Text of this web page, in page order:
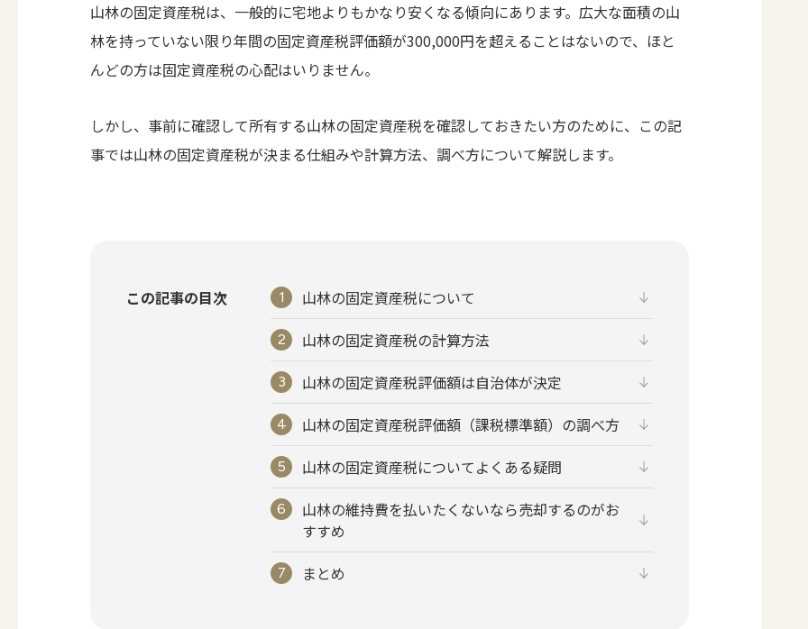
山林の固定資産税は、一般的に宅地よりもかなり安くなる傾向にあります。広大な面積の山
林を持っていない限り年間の固定資産税評価額が300,000円を超えることはないので、ほと
んどの方は固定資産税の心配はいりません。
しかし、事前に確認して所有する山林の固定資産税を確認しておきたい方のために、この記
事では山林の固定資産税が決まる仕組みや計算方法、調べ方について解説します。
この記事の目次
山林の固定資産税について
山林の固定資産税の計算方法
山林の固定資産税評価額は自治体が決定
山林の固定資産税評価額（課税標準額）の調べ方
山林の固定資産税についてよくある疑問
山林の維持費を払いたくないなら売却するのがお
すすめ
まとめ